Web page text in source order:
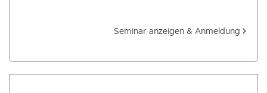
Seminar anzeigen & Anmeldung